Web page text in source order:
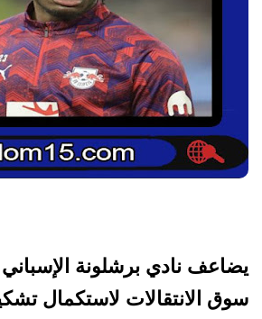
يضاعف نادي برشلونة
سوق الانتقالات لاستكمال